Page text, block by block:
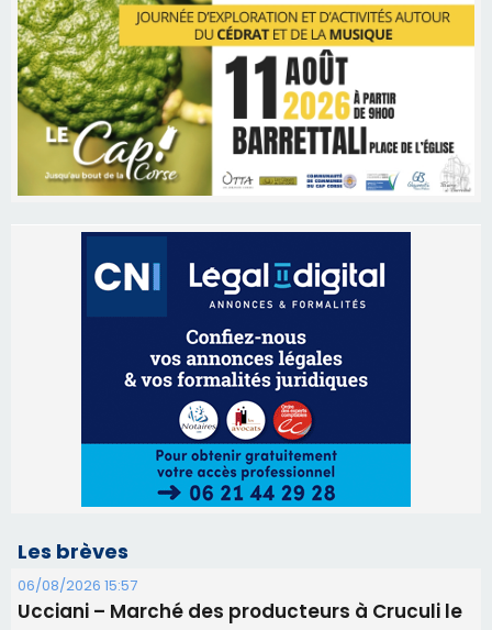
Les brèves
06/08/2026 15:57
Ucciani – Marché des producteurs à Cruculi le